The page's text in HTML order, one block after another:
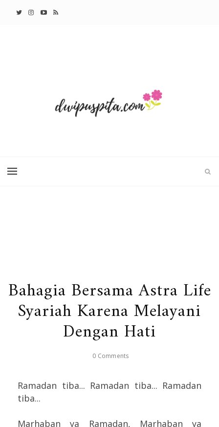
Bahagia Bersama Astra Life
Syariah Karena Melayani
Dengan Hati
0 Comments
Ramadan tiba... Ramadan tiba... Ramadan
tiba...
Marhaban ya Ramadan, Marhaban ya